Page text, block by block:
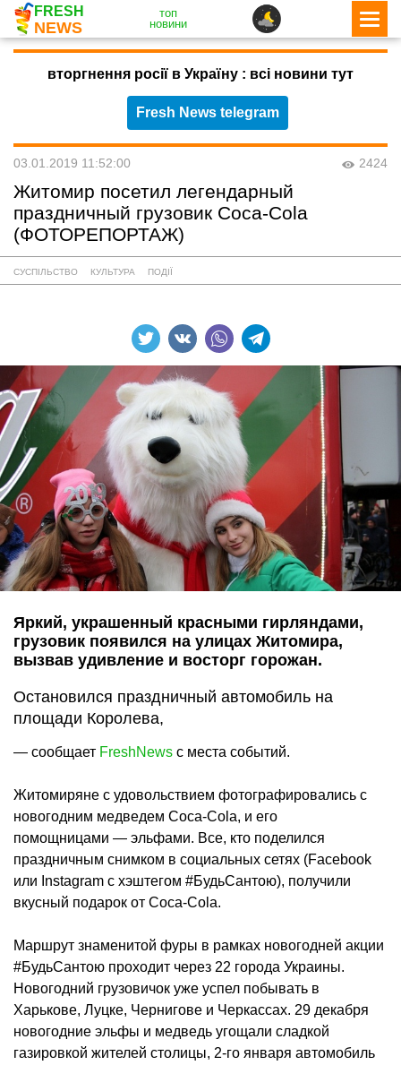
FRESH
NEWS
топ
новини
вторгнення росії в Україну : всі новини тут
Fresh News telegram
03.01.2019 11:52:00 2424
Житомир посетил легендарный
праздничный грузовик Coca-Cola
(ФОТОРЕПОРТАЖ)
СУСПІЛЬСТВО КУЛЬТУРА ПОДІЇ
Яркий, украшенный красными гирляндами,
грузовик появился на улицах Житомира,
вызвав удивление и восторг горожан.
Остановился праздничный автомобиль на
площади Королева,
— сообщает FreshNews c места событий.
Житомиряне с удовольствием фотографировались с
новогодним медведем Coca-Cola, и его
помощницами — эльфами. Все, кто поделился
праздничным снимком в социальных сетях (Facebook
или Instagram с хэштегом #БудьСантою), получили
вкусный подарок от Coca-Cola.
Маршрут знаменитой фуры в рамках новогодней акции
#БудьСантою проходит через 22 города Украины.
Новогодний грузовичок уже успел побывать в
Харькове, Луцке, Чернигове и Черкассах. 29 декабря
новогодние эльфы и медведь угощали сладкой
газировкой жителей столицы, 2-го января автомобиль